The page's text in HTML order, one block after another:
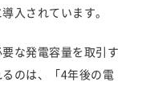
入されています。
な発電容量を取引す
のは、「4年後の電